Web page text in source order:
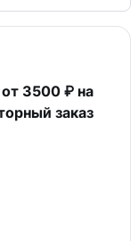
3500 ₽ на
заказ